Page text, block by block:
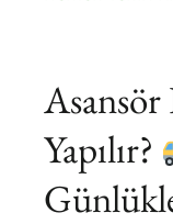
Yapılır?